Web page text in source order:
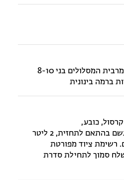
הליכה לחובבי לכת. מרבית המסלולים בני 8-10
ברמה בינונית
כובע,
ביגוד/מטריה/מעיל גשם בהתאם לתחזית, 2 ליטר
רשימת ציוד מפורטת
סמוך לתחילת סדרת